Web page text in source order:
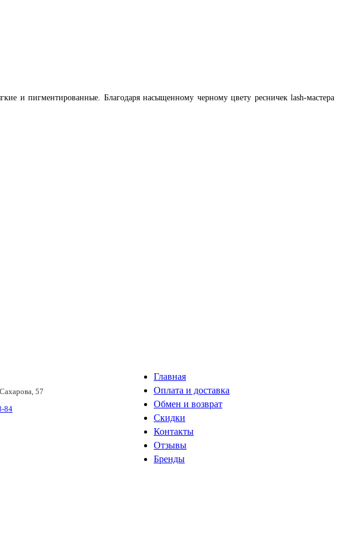
и пигментированные. Благодаря насыщенному черному цвету ресничек lash-мастера
57
84
Главная
Оплата и доставка
Обмен и возврат
Скидки
Контакты
Отзывы
Бренды